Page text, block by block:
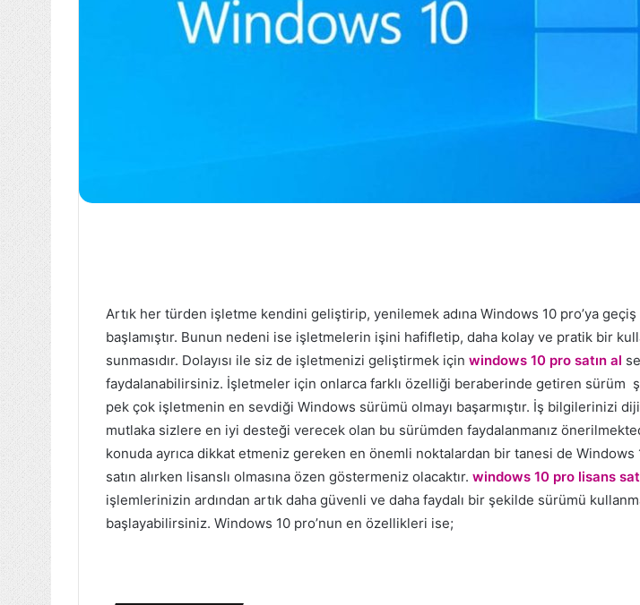
Artık her türden işletme kendini geliştirip, yenilemek adına Windows 10 pro’ya geçiş
başlamıştır. Bunun nedeni ise işletmelerin işini hafifletip, daha kolay ve pratik bir
sunmasıdır. Dolayısı ile siz de işletmenizi geliştirmek için windows 10 pro satın al
faydalanabilirsiniz. İşletmeler için onlarca farklı özelliği beraberinde getiren sürüm
pek çok işletmenin en sevdiği Windows sürümü olmayı başarmıştır. İş bilgilerinizi
mutlaka sizlere en iyi desteği verecek olan bu sürümden faydalanmanız
konuda ayrıca dikkat etmeniz gereken en önemli noktalardan bir tanesi de Windows
satın alırken lisanslı olmasına özen göstermeniz olacaktır. windows 10 pro lisans
işlemlerinizin ardından artık daha güvenli ve daha faydalı bir şekilde sürümü
başlayabilirsiniz. Windows 10 pro’nun en özellikleri ise;